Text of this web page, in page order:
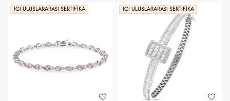
IGI ULUSLARARASI SERTIFIKA IGI ULUSLARARASI SERTIFIKA